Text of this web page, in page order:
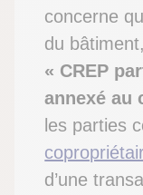
concerne
du
« CREP
annexé au
les parties
d’une